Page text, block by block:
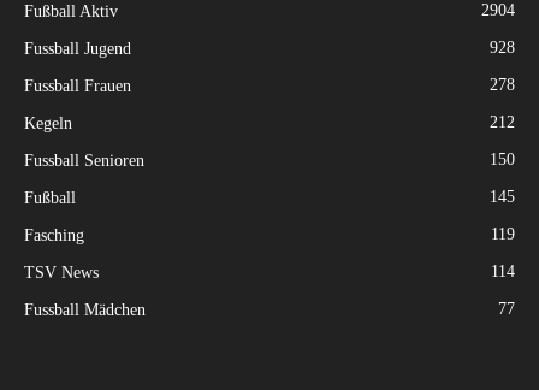
Fußball Aktiv 2904
Fussball Jugend 928
Fussball Frauen 278
Kegeln 212
Fussball Senioren 150
Fußball 145
Fasching 119
TSV News 114
Fussball Mädchen 77